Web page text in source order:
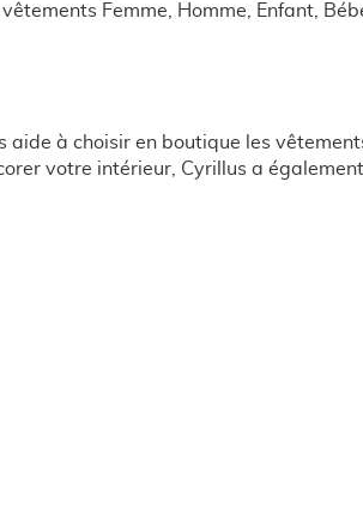
Femme, Homme, Enfant,
aide à choisir en boutique les
votre intérieur, Cyrillus a